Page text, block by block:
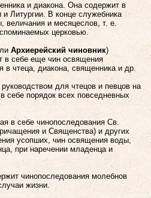
и диакона. Она содержит в
и Литургии. В конце служебника
и месяцеслов, т. е.
церковью.
Архиерейский чиновник)
в себе еще чин освящения
в чтеца, диакона, священника и др.
для чтецов и певцов на
себе порядок всех повседневных
в себе чинопоследования Св.
и Священства) и других
усопших, чин освящения воды,
при наречении младенца и
чинопоследования молебнов
жизни.